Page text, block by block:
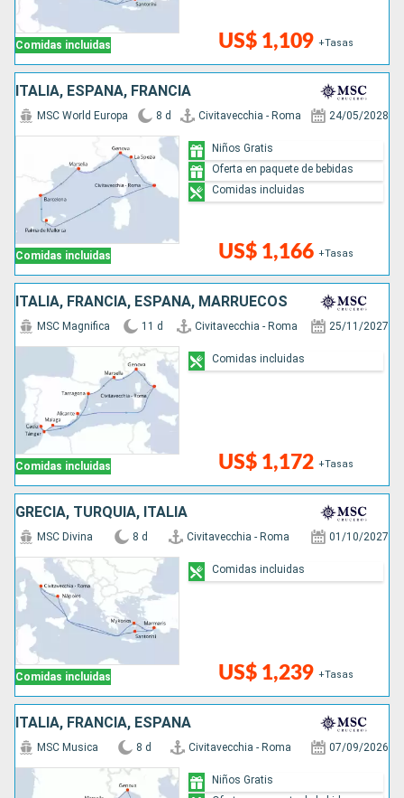
Comidas incluidas US$ 1,109 +Tasas
ITALIA, ESPAÑA, FRANCIA
Comidas incluidas
MSC World Europa 8 d Civitavecchia - Roma 24/05/2028
US$ 1,166 +Tasas
Niños Gratis
Oferta en paquete de bebidas
Comidas incluidas
ITALIA, FRANCIA, ESPAÑA, MARRUECOS
Comidas incluidas
MSC Magnifica 11 d Civitavecchia - Roma 25/11/2027
US$ 1,172 +Tasas
Comidas incluidas
GRECIA, TURQUÍA, ITALIA
Comidas incluidas
MSC Divina 8 d Civitavecchia - Roma 01/10/2027
US$ 1,239 +Tasas
Comidas incluidas
ITALIA, FRANCIA, ESPAÑA
MSC Musica 8 d Civitavecchia - Roma 07/09/2026
Niños Gratis